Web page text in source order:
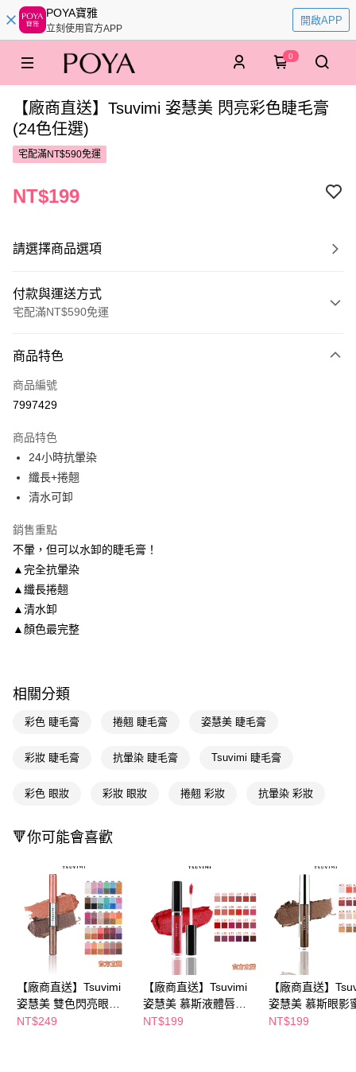
POYA寶雅
立刻使用官方APP
開啟APP
0
【廠商直送】Tsuvimi 姿慧美 閃亮彩色睫毛膏
(24色任選)
宅配滿NT$590免運
NT$199
請選擇商品選項
付款與運送方式
宅配滿NT$590免運
POYA支付
信用卡一次付款
Apple Pay
街口支付
Google Pay
AFTEE先享後付
相關說明
【關於「AFTEE先享後付」】
AFTEE先享後付是「在收到商品之後才付款」的支付方式。 讓您購物簡單
便利好安心！
１．於結帳方式選擇「AFTEE先享後付」後，將跳轉至「AFTEE先享後付」
２．訂單成立數日內，您將收到繳費通知簡訊。
３．收到繳費通知簡訊後14天內，點擊此簡訊中的連結，可透過四大超商／
※ 請注意：結帳手續完成當下不需立刻繳費，但若您需要取消訂單，請聯絡
※ 交易是否成功請以「AFTEE先享後付 」之結帳頁面顯示為準，若有關於
客戶支援中心」 https://netprotections.freshdesk.com/support/home
【注意事項】
１．透過由恩沛科技股份有限公司提供之「AFTEE先享後付」服務完成之交
易，需依本服務之必要範圍內提供個人資料，並將交易相關給付款項請求債
權轉讓予恩沛科技股份有限公司。
２．關於個人資料處理事宜，請瀏覽以下網址：
https://aftee.tw/terms/#terms3
３．未成年的使用者請事先徵得法定代理人或監護人之同意方可使用
「AFTEE先享後付」，若未經同意申辦者引起之損失，本公司不負相關責
任。
４．使用「AFTEE先享後付」時，將依據個別帳號之用戶狀況，依本公司即
運送方式
每筆NT$300
商品特色
商品編號
7997429
商品特色
24小時抗暈染
纖長+捲翹
清水可卸
銷售重點
不暈，但可以水卸的睫毛膏！
▲完全抗暈染
▲纖長捲翹
▲清水卸
▲顏色最完整
相關分類
彩色 睫毛膏 捲翹 睫毛膏 姿慧美 睫毛膏
彩妝 睫毛膏 抗暈染 睫毛膏 Tsuvimi 睫毛膏
彩色 眼妝 彩妝 眼妝 捲翹 彩妝 抗暈染 彩妝
🔻你可能會喜歡
【廠商直送】Tsuvimi
姿慧美 雙色閃亮眼影
蜜 (30色任選)
NT$249
【廠商直送】Tsuvimi
姿慧美 慕斯液體唇膏
(24色任選)
NT$199
【廠商直送】
姿慧美 慕斯眼影
色任選)
NT$199